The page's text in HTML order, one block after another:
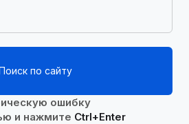
по сайту
ошибку
и нажмите Ctrl+Enter